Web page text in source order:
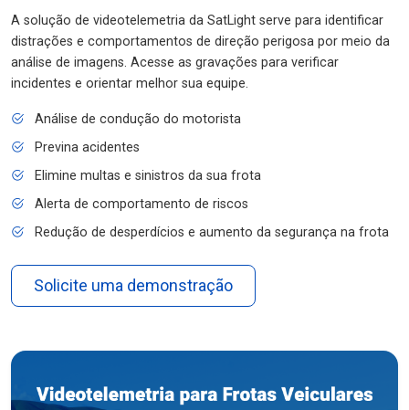
A solução de videotelemetria da SatLight serve para identificar
distrações e comportamentos de direção perigosa por meio da
análise de imagens. Acesse as gravações para verificar
incidentes e orientar melhor sua equipe.
Análise de condução do motorista
Previna acidentes
Elimine multas e sinistros da sua frota
Alerta de comportamento de riscos
Redução de desperdícios e aumento da segurança na frota
Solicite uma demonstração